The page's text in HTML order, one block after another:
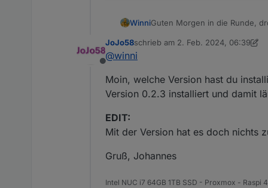
genutzt werden soll, oder ob
Installation
Die Installation erfolgt mit der
dem Smartphone benutze,
Ich habe mich so gut es geht
WinniGuten Morgen in die Runde,
drops-weather.0
Offline
JoJo58schrieb am 2. Feb. 2024, 06:39
zuletzt editiert von JoJo582. Feb.
@winni
Moin, welche Version hast du
Version 0.2.3 installiert und damit
EDIT:
Mit der Version hat es doch nichts
Gruß, Johannes
Intel NUC i7 64GB 1TB SSD - Proxmox - Raspi